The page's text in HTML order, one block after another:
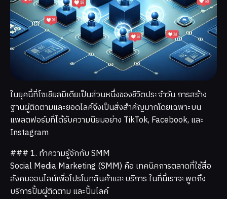
ในยุคนี้ที่โซเชียลมีเดียเป็นส่วนหนึ่งของชีวิตประจำวัน การสร้าง
ฐานผู้ติดตามและยอดไลค์จึงเป็นสิ่งสำคัญมากโดยเฉพาะบน
แพลตฟอร์มที่ได้รับความนิยมอย่าง TikTok, Facebook, และ
Instagram
### 1. ทำความรู้จักกับ SMM
Social Media Marketing (SMM) คือ เทคนิคการตลาดที่ใช้สื่อ
สังคมออนไลน์เพื่อโปรโมทสินค้าและบริการ ในที่นี้เราจะพูดถึง
บริการปั้มผู้ติดตาม และปั้มไลค์